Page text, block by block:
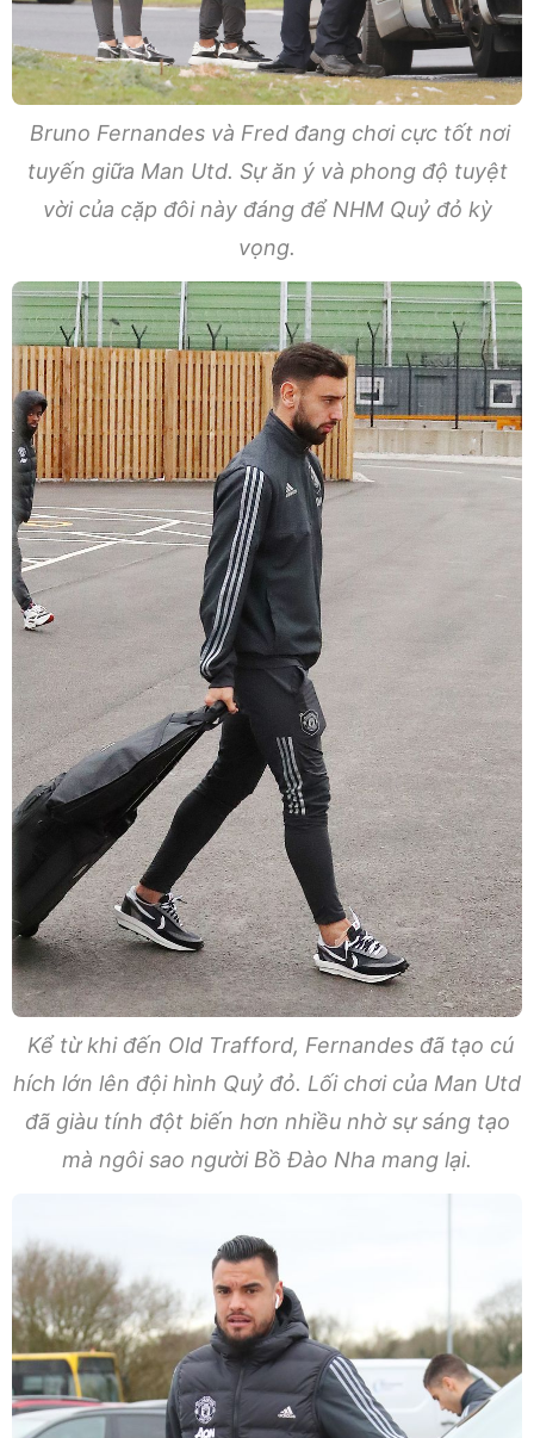
Bruno Fernandes và Fred đang chơi cực tốt nơi
tuyến giữa Man Utd. Sự ăn ý và phong độ tuyệt
vời của cặp đôi này đáng để NHM Quỷ đỏ kỳ
vọng.
Kể từ khi đến Old Trafford, Fernandes đã tạo cú
hích lớn lên đội hình Quỷ đỏ. Lối chơi của Man Utd
đã giàu tính đột biến hơn nhiều nhờ sự sáng tạo
mà ngôi sao người Bồ Đào Nha mang lại.